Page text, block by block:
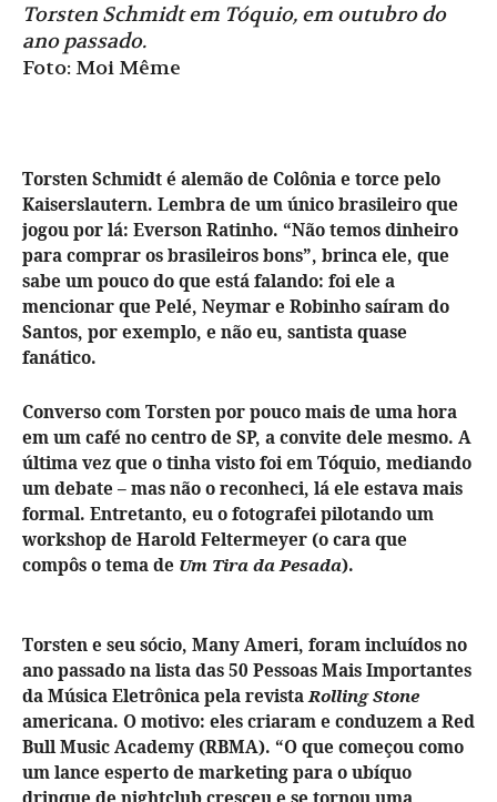
Torsten Schmidt em Tóquio, em outubro do
ano passado.
Foto: Moi Même
Torsten Schmidt é alemão de Colônia e torce pelo
Kaiserslautern. Lembra de um único brasileiro que
jogou por lá: Everson Ratinho. “Não temos dinheiro
para comprar os brasileiros bons”, brinca ele, que
sabe um pouco do que está falando: foi ele a
mencionar que Pelé, Neymar e Robinho saíram do
Santos, por exemplo, e não eu, santista quase
fanático.
Converso com Torsten por pouco mais de uma hora
em um café no centro de SP, a convite dele mesmo. A
última vez que o tinha visto foi em Tóquio, mediando
um debate – mas não o reconheci, lá ele estava mais
formal. Entretanto, eu o fotografei pilotando um
workshop de Harold Feltermeyer (o cara que
compôs o tema de Um Tira da Pesada).
Torsten e seu sócio, Many Ameri, foram incluídos no
ano passado na lista das 50 Pessoas Mais Importantes
da Música Eletrônica pela revista Rolling Stone
americana. O motivo: eles criaram e conduzem a Red
Bull Music Academy (RBMA). “O que começou como
um lance esperto de marketing para o ubíquo
drinque de nightclub cresceu e se tornou uma